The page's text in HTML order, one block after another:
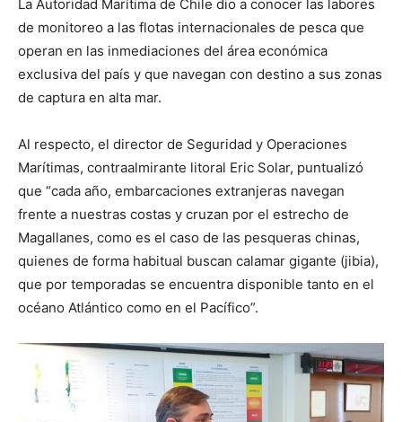
La Autoridad Marítima de Chile dio a conocer las labores
de monitoreo a las flotas internacionales de pesca que
operan en las inmediaciones del área económica
exclusiva del país y que navegan con destino a sus zonas
de captura en alta mar.
Al respecto, el director de Seguridad y Operaciones
Marítimas, contraalmirante litoral Eric Solar, puntualizó
que “cada año, embarcaciones extranjeras navegan
frente a nuestras costas y cruzan por el estrecho de
Magallanes, como es el caso de las pesqueras chinas,
quienes de forma habitual buscan calamar gigante (jibia),
que por temporadas se encuentra disponible tanto en el
océano Atlántico como en el Pacífico”.